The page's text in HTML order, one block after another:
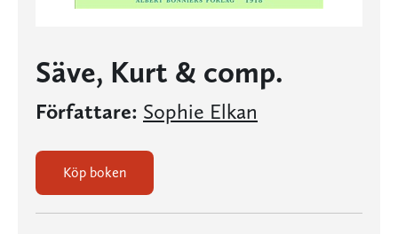
Säve, Kurt & comp.
Författare: Sophie Elkan
Köp boken